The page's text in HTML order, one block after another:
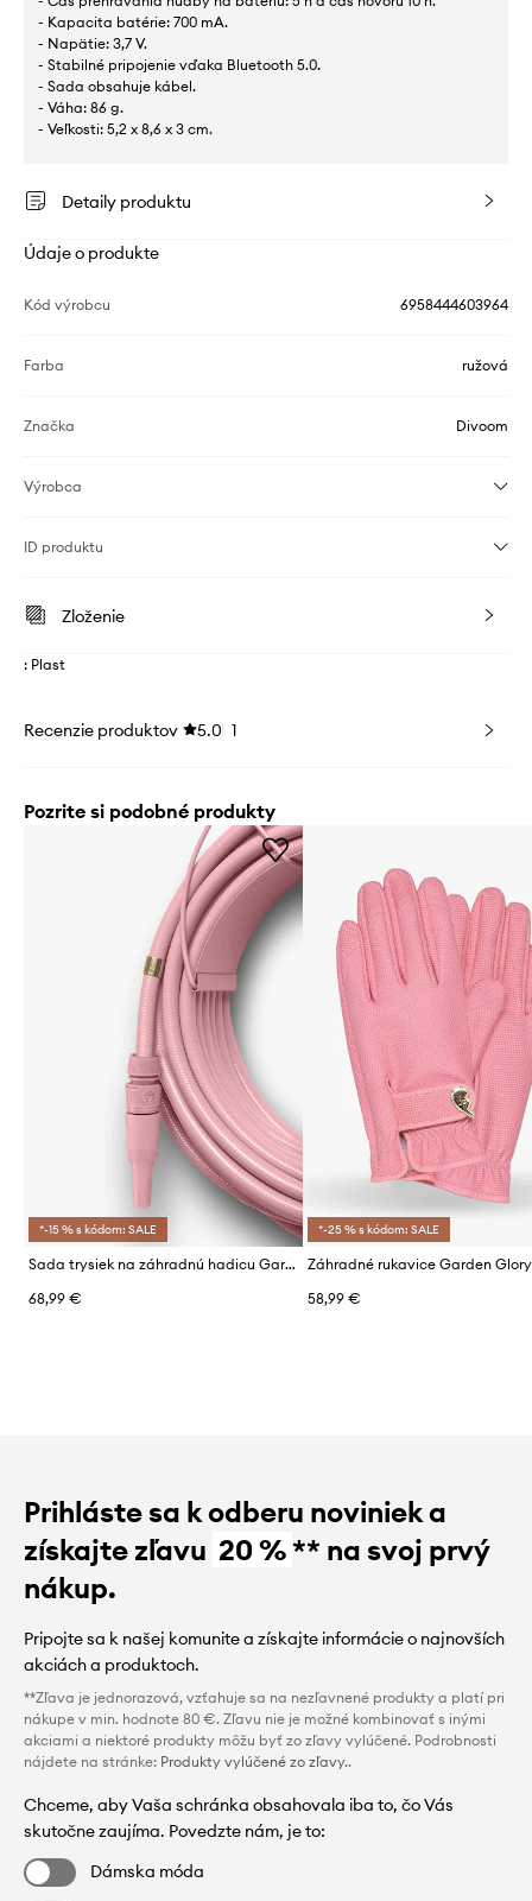
- Kapacita batérie: 700 mA.
- Napätie: 3,7 V.
- Stabilné pripojenie vďaka Bluetooth 5.0.
- Sada obsahuje kábel.
- Váha: 86 g.
- Veľkosti: 5,2 x 8,6 x 3 cm.
Detaily produktu
Údaje o produkte
Kód výrobcu 6958444603964
Farba ružová
Značka Divoom
Výrobca
ID produktu
Zloženie
: Plast
Recenzie produktov 5.0 1
Pozrite si podobné produkty
*-15 % s kódom: SALE
Sada trysiek na záhradnú hadicu Garden Glory Rusty Rosé 3-pak
68,99 €
*-25 % s kódom: SALE
58,99 €
Prihláste sa k odberu noviniek a
získajte zľavu 20 %** na svoj prvý
nákup.
Pripojte sa k našej komunite a získajte informácie o najnovších
akciách a produktoch.
**Zľava je jednorazová, vzťahuje sa na nezľavnené produkty a platí pri
nákupe v min. hodnote 80 €. Zľavu nie je možné kombinovať s inými
akciami a niektoré produkty môžu byť zo zľavy vylúčené. Podrobnosti
nájdete na stránke: Produkty vylúčené zo zľavy..
Chceme, aby Vaša schránka obsahovala iba to, čo Vás
skutočne zaujíma. Povedzte nám, je to:
Dámska móda